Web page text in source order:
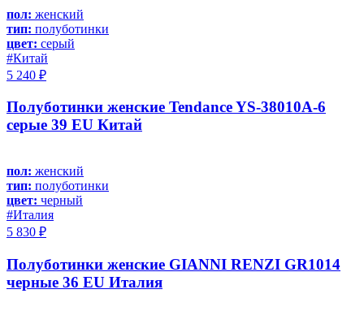
пол: женский
тип: полуботинки
цвет: серый
#Китай
5 240 ₽
Полуботинки женские Tendance YS-38010A-6
серые 39 EU Китай
пол: женский
тип: полуботинки
цвет: черный
#Италия
5 830 ₽
Полуботинки женские GIANNI RENZI GR1014
черные 36 EU Италия